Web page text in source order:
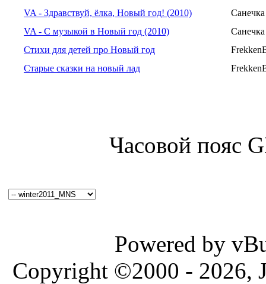
VA - Здравствуй, ёлка, Новый год! (2010)
Санечка
VA - С музыкой в Новый год (2010)
Санечка
Стихи для детей про Новый год
Старые сказки на новый лад
Часовой пояс
Powered by
Copyright ©2000 - 2026,